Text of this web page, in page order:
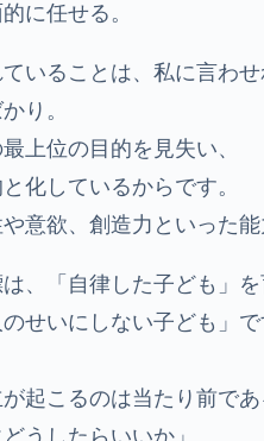
に任せる。
いることは、私に言わせ
り。
上位の目的を見失い、
化しているからです。
意欲、創造力といった能
、「自律した子ども」を
せいにしない子ども」で
起こるのは当たり前であ